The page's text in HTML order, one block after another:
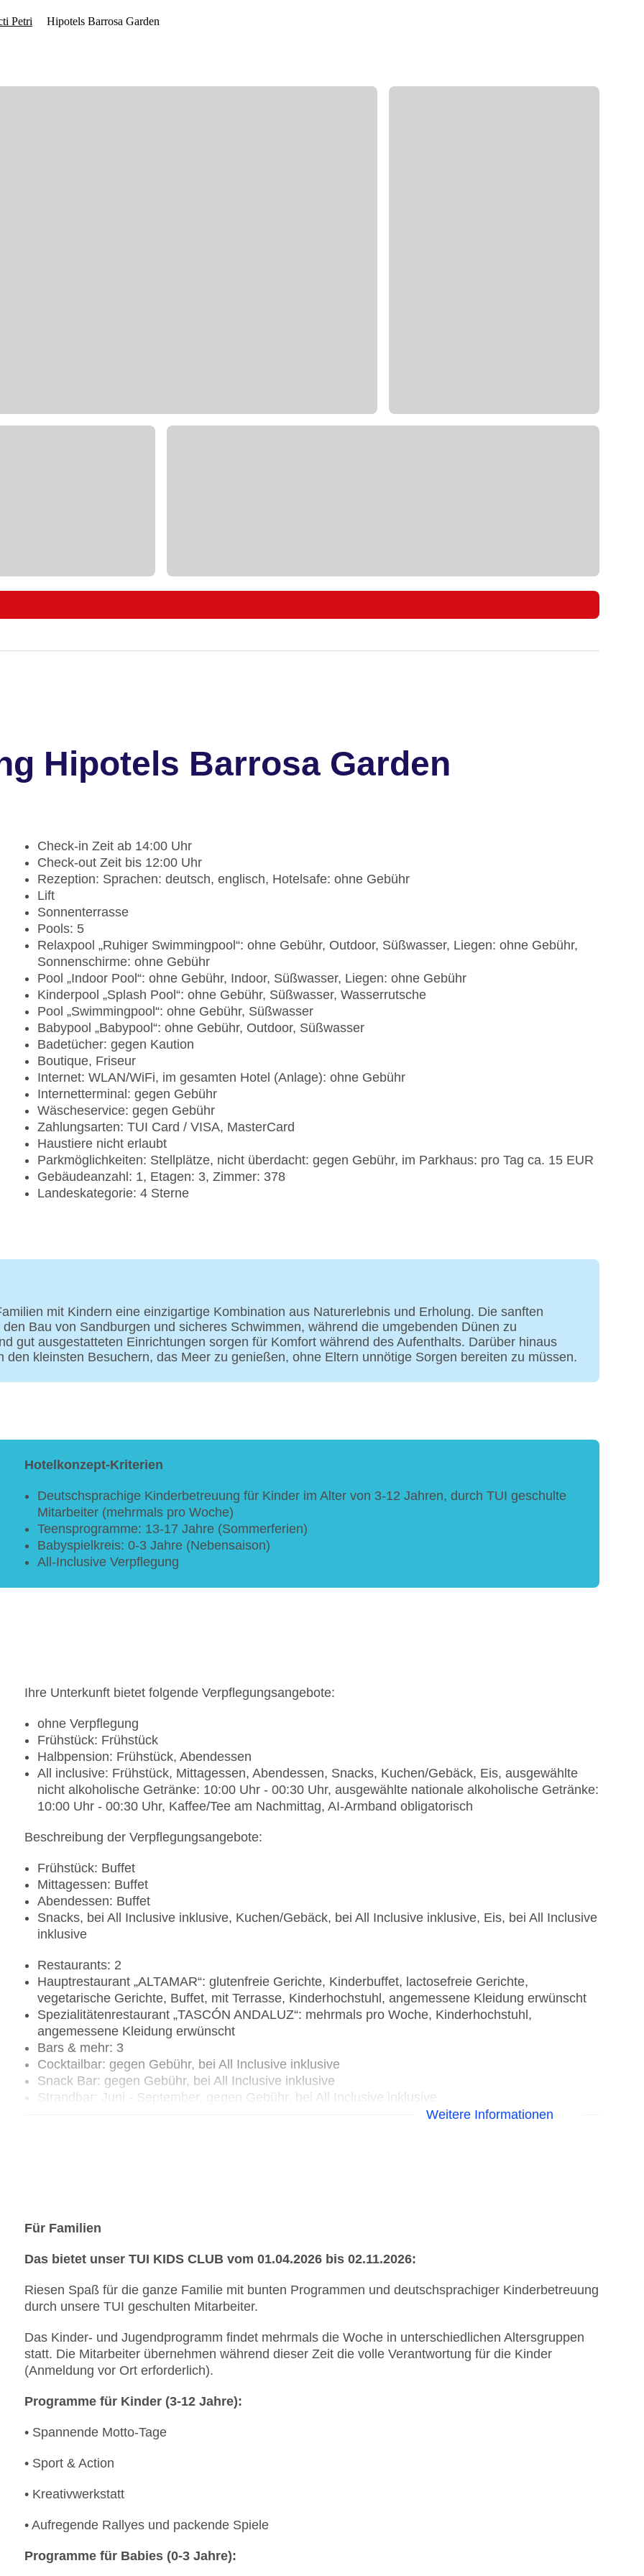
Hipotels Barrosa Garden
Check-in Zeit ab 14:00 Uhr
Check-out Zeit bis 12:00 Uhr
Rezeption: Sprachen: deutsch, englisch, Hotelsafe: ohne Gebühr
Lift
Sonnenterrasse
Pools: 5
Relaxpool „Ruhiger Swimmingpool“: ohne Gebühr, Outdoor, Süßwasser, Liegen: ohne Gebühr,
Sonnenschirme: ohne Gebühr
Pool „Indoor Pool“: ohne Gebühr, Indoor, Süßwasser, Liegen: ohne Gebühr
Kinderpool „Splash Pool“: ohne Gebühr, Süßwasser, Wasserrutsche
Pool „Swimmingpool“: ohne Gebühr, Süßwasser
Babypool „Babypool“: ohne Gebühr, Outdoor, Süßwasser
Badetücher: gegen Kaution
Boutique, Friseur
Internet: WLAN/WiFi, im gesamten Hotel (Anlage): ohne Gebühr
Internetterminal: gegen Gebühr
Wäscheservice: gegen Gebühr
Zahlungsarten: TUI Card / VISA, MasterCard
Haustiere nicht erlaubt
Parkmöglichkeiten: Stellplätze, nicht überdacht: gegen Gebühr, im Parkhaus: pro Tag ca. 15 EUR
Gebäudeanzahl: 1, Etagen: 3, Zimmer: 378
Landeskategorie: 4 Sterne
mit Kindern eine einzigartige Kombination aus Naturerlebnis und Erholung. Die sanften
Bau von Sandburgen und sicheres Schwimmen, während die umgebenden Dünen zu
gut ausgestatteten Einrichtungen sorgen für Komfort während des Aufenthalts. Darüber hinaus
kleinsten Besuchern, das Meer zu genießen, ohne Eltern unnötige Sorgen bereiten zu müssen.
Hotelkonzept-Kriterien
Deutschsprachige Kinderbetreuung für Kinder im Alter von 3-12 Jahren, durch TUI geschulte
Mitarbeiter (mehrmals pro Woche)
Teensprogramme: 13-17 Jahre (Sommerferien)
Babyspielkreis: 0-3 Jahre (Nebensaison)
All-Inclusive Verpflegung
Ihre Unterkunft bietet folgende Verpflegungsangebote:
ohne Verpflegung
Frühstück: Frühstück
Halbpension: Frühstück, Abendessen
All inclusive: Frühstück, Mittagessen, Abendessen, Snacks, Kuchen/Gebäck, Eis, ausgewählte
nicht alkoholische Getränke: 10:00 Uhr - 00:30 Uhr, ausgewählte nationale alkoholische Getränke:
10:00 Uhr - 00:30 Uhr, Kaffee/Tee am Nachmittag, AI-Armband obligatorisch
Beschreibung der Verpflegungsangebote:
Frühstück: Buffet
Mittagessen: Buffet
Abendessen: Buffet
Snacks, bei All Inclusive inklusive, Kuchen/Gebäck, bei All Inclusive inklusive, Eis, bei All Inclusive
inklusive
Restaurants: 2
Hauptrestaurant „ALTAMAR“: glutenfreie Gerichte, Kinderbuffet, lactosefreie Gerichte,
vegetarische Gerichte, Buffet, mit Terrasse, Kinderhochstuhl, angemessene Kleidung erwünscht
Spezialitätenrestaurant „TASCÓN ANDALUZ“: mehrmals pro Woche, Kinderhochstuhl,
angemessene Kleidung erwünscht
Bars & mehr: 3
Cocktailbar: gegen Gebühr, bei All Inclusive inklusive
Snack Bar: gegen Gebühr, bei All Inclusive inklusive
Strandbar: Juni - September, gegen Gebühr, bei All Inclusive inklusive
Weitere Informationen
Für Familien
Das bietet unser TUI KIDS CLUB vom 01.04.2026 bis 02.11.2026:
Riesen Spaß für die ganze Familie mit bunten Programmen und deutschsprachiger Kinderbetreuung
durch unsere TUI geschulten Mitarbeiter.
Das Kinder- und Jugendprogramm findet mehrmals die Woche in unterschiedlichen Altersgruppen
statt. Die Mitarbeiter übernehmen während dieser Zeit die volle Verantwortung für die Kinder
(Anmeldung vor Ort erforderlich).
Programme für Kinder (3-12 Jahre):
• Spannende Motto-Tage
• Sport & Action
• Kreativwerkstatt
• Aufregende Rallyes und packende Spiele
Programme für Babies (0-3 Jahre):